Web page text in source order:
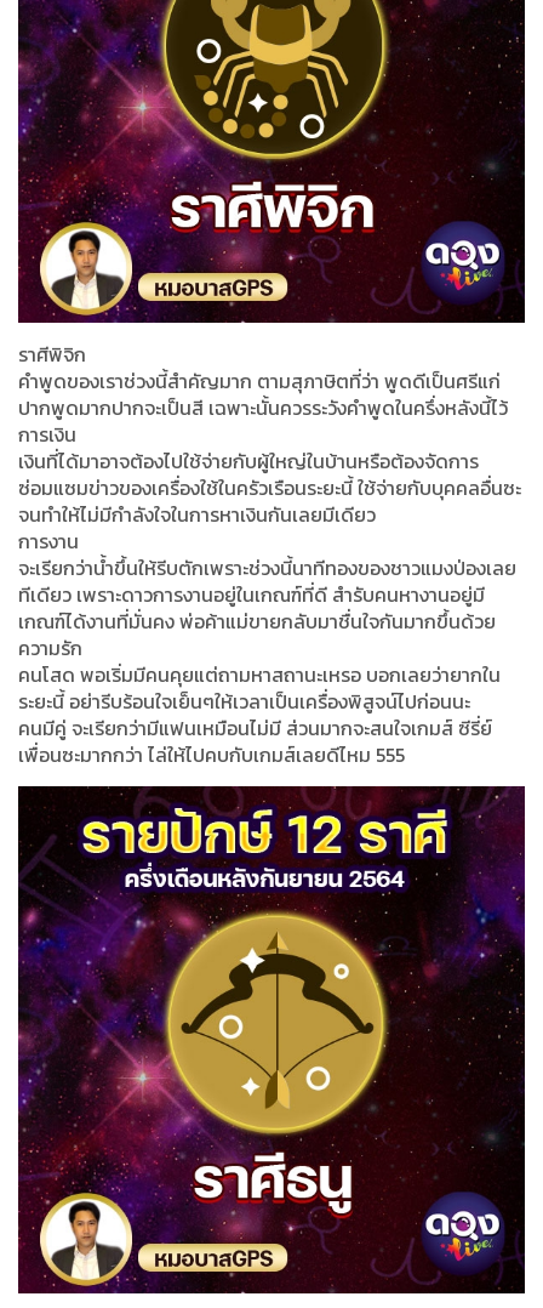
ราศีพิจิก
คำพูดของเราช่วงนี้สำคัญมาก ตามสุภาษิตที่ว่า พูดดีเป็นศรีแก่
ปากพูดมากปากจะเป็นสี เฉพาะนั้นควรระวังคำพูดในครึ่งหลังนี้ไว้
การเงิน
เงินที่ได้มาอาจต้องไปใช้จ่ายกับผู้ใหญ่ในบ้านหรือต้องจัดการ
ซ่อมแซมข่าวของเครื่องใช้ในครัวเรือนระยะนี้ ใช้จ่ายกับบุคคลอื่นซะ
จนทำให้ไม่มีกำลังใจในการหาเงินกันเลยมีเดียว
การงาน
จะเรียกว่าน้ำขึ้นให้รีบตักเพราะช่วงนี้นาทีทองของชาวแมงป่องเลย
ทีเดียว เพราะดาวการงานอยู่ในเกณฑ์ที่ดี สำรับคนหางานอยู่มี
เกณฑ์ได้งานที่มั่นคง พ่อค้าแม่ขายกลับมาชื่นใจกันมากขึ้นด้วย
ความรัก
คนโสด พอเริ่มมีคนคุยแต่ถามหาสถานะเหรอ บอกเลยว่ายากใน
ระยะนี้ อย่ารีบร้อนใจเย็นๆให้เวลาเป็นเครื่องพิสูจน์ไปก่อนนะ
คนมีคู่ จะเรียกว่ามีแฟนเหมือนไม่มี ส่วนมากจะสนใจเกมส์ ซีรี่ย์
เพื่อนซะมากกว่า ไล่ให้ไปคบกับเกมส์เลยดีไหม 555